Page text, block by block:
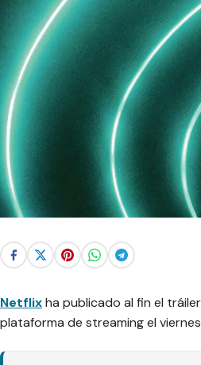
Netflixha publicado al fin el
plataforma de streaming el